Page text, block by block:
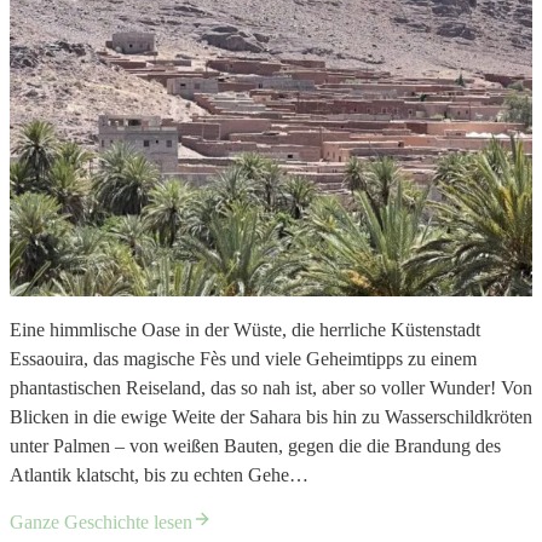
Eine himmlische Oase in der Wüste, die herrliche Küstenstadt
Essaouira, das magische Fès und viele Geheimtipps zu einem
phantastischen Reiseland, das so nah ist, aber so voller Wunder! Von
Blicken in die ewige Weite der Sahara bis hin zu Wasserschildkröten
unter Palmen – von weißen Bauten, gegen die die Brandung des
Atlantik klatscht, bis zu echten Gehe…
Ganze Geschichte lesen